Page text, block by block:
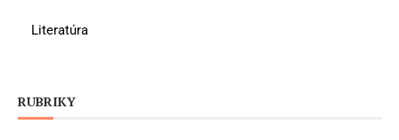
Literatúra
RUBRIKY